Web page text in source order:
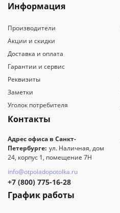
Информация
Производители
Акции и скидки
Доставка и оплата
Гарантии и сервис
Реквизиты
Заметки
Уголок потребителя
Контакты
Адрес офиса в Санкт-
Петербурге: ул. Наличная, дом
24, корпус 1, помещение 7Н
info@otpoladopotolka.ru
+7 (800) 775-16-28
График работы